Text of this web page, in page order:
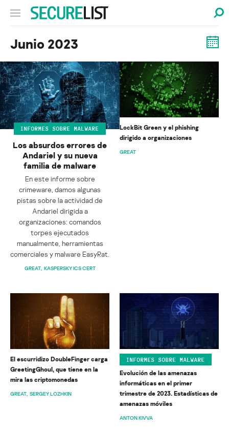
Junio 2023
INFORMES SOBRE MALWARE
Los absurdos errores de
Andariel y su nueva
familia de malware
En este informe sobre
crimeware, damos algunas
pistas sobre la actividad de
Andariel dirigida a
organizaciones: comandos
torpes ejecutados
manualmente, herramientas
comerciales y malware EasyRat.
GREAT KASPERSKY ICS CERT
LockBit Green y el phishing
dirigido a organizaciones
GREAT
El escurridizo DoubleFinger carga
GreetingGhoul, que tiene en la
mira las criptomonedas
GREAT SERGEY LOZHKIN
INFORMES SOBRE MALWARE
Evolución de las amenazas
informáticas en el primer
trimestre de 2023. Estadísticas de
amenazas móviles
ANTON KIVVA